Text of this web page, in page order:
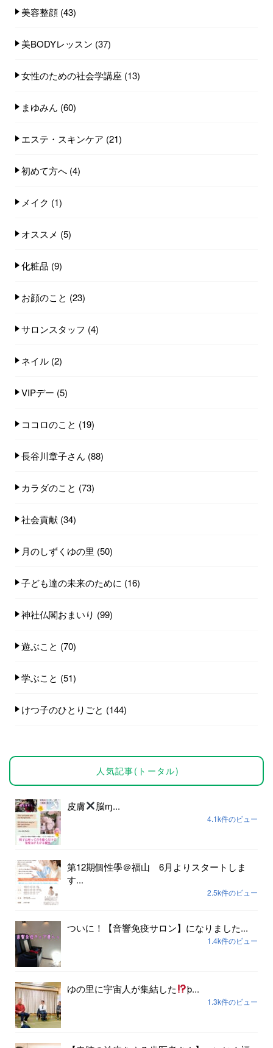
美容整顔 (43)
美BODYレッスン (37)
女性のための社会学講座 (13)
まゆみん (60)
エステ・スキンケア (21)
初めて方へ (4)
メイク (1)
オススメ (5)
化粧品 (9)
お顔のこと (23)
サロンスタッフ (4)
ネイル (2)
VIPデー (5)
ココロのこと (19)
長谷川章子さん (88)
カラダのこと (73)
社会貢献 (34)
月のしずくゆの里 (50)
子ども達の未来のために (16)
神社仏閣おまいり (99)
遊ぶこと (70)
学ぶこと (51)
けつ子のひとりごと (144)
人気記事(トータル)
皮膚 脳ɱ...
4.1k件のビュー
第12期個性學＠福山 6月よりスタートしま
す...
2.5k件のビュー
ついに！【音響免疫サロン】になりました...
1.4k件のビュー
ゆの里に宇宙人が集結した þ...
1.3k件のビュー